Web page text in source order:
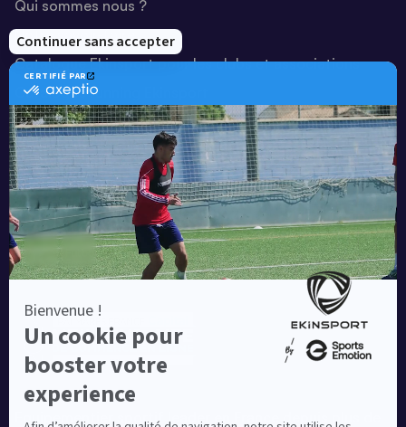
Qui sommes nous ?
Notre savoir-faire
Catalogue Ekinsport pour les clubs et associations
Catalogue running Ekinsport
Blog
Une société de :
Equipementier sportif leader en France depuis plus de